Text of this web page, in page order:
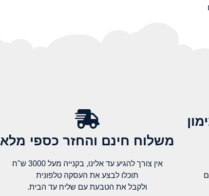
משלוח חינם והחזר כספי מלא​
אין צורך להגיע עד אלינו, בקנייה מעל 3000 ש"ח
תוכלו לבצע את העסקה טלפונית
ולקבל את הטבעת עם שליח עד הבית.